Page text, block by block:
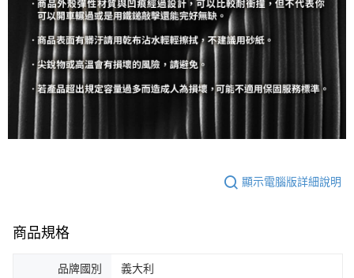
顯示電腦版詳細說明
商品規格
品牌國別 義大利